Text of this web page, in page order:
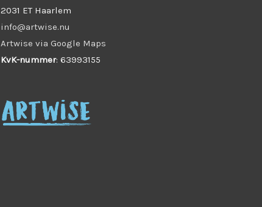
2031 ET Haarlem
info@artwise.nu
Artwise via Google Maps
KvK-nummer: 63993155